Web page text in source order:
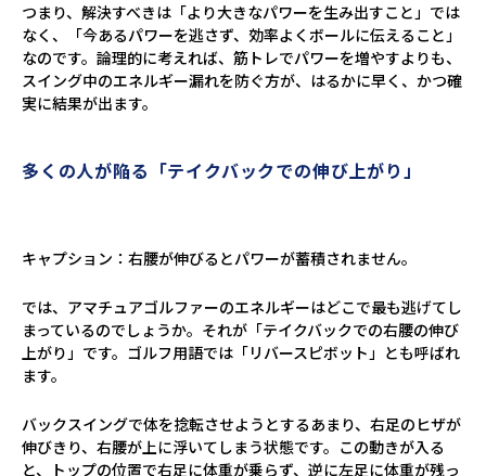
つまり、解決すべきは「より大きなパワーを生み出すこと」では
なく、「今あるパワーを逃さず、効率よくボールに伝えること」
なのです。論理的に考えれば、筋トレでパワーを増やすよりも、
スイング中のエネルギー漏れを防ぐ方が、はるかに早く、かつ確
実に結果が出ます。
多くの人が陥る「テイクバックでの伸び上がり」
キャプション：右腰が伸びるとパワーが蓄積されません。
では、アマチュアゴルファーのエネルギーはどこで最も逃げてし
まっているのでしょうか。それが「テイクバックでの右腰の伸び
上がり」です。ゴルフ用語では「リバースピボット」とも呼ばれ
ます。
バックスイングで体を捻転させようとするあまり、右足のヒザが
伸びきり、右腰が上に浮いてしまう状態です。この動きが入る
と、トップの位置で右足に体重が乗らず、逆に左足に体重が残っ